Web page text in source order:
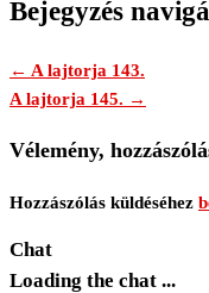
Bejegyzés
← A lajtorja 143.
A lajtorja 145. →
Vélemény,
Hozzászólás küldéséhez
Chat
Loading the chat ...